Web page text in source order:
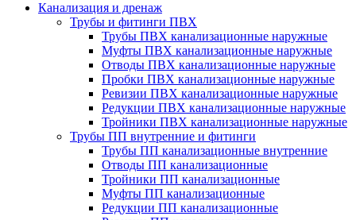
Канализация и дренаж
Трубы и фитинги ПВХ
Трубы ПВХ канализационные наружные
Муфты ПВХ канализационные наружные
Отводы ПВХ канализационные наружные
Пробки ПВХ канализационные наружные
Ревизии ПВХ канализационные наружные
Редукции ПВХ канализационные наружные
Тройники ПВХ канализационные наружные
Трубы ПП внутренние и фитинги
Трубы ПП канализационные внутренние
Отводы ПП канализационные
Тройники ПП канализационные
Муфты ПП канализационные
Редукции ПП канализационные